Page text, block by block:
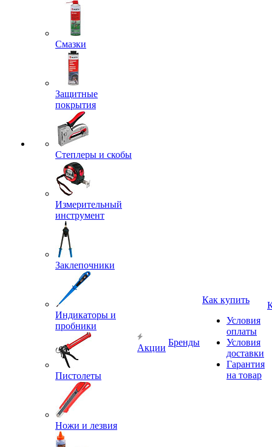
Смазки
Защитные
покрытия
Степлеры и скобы
Измерительный
инструмент
Заклепочники
Индикаторы и
пробники
Пистолеты
Ножи и лезвия
Акции
Бренды
Как купить
Условия
оплаты
Условия
доставки
Гарантия
на товар